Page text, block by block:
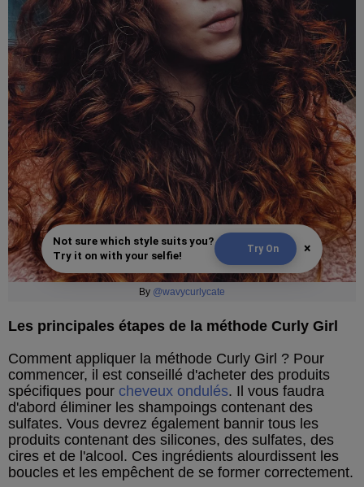
Not sure which style suits you?
Try it on with your selfie!
Try On ×
By @wavycurlycate
Les principales étapes de la méthode Curly Girl
Comment appliquer la méthode Curly Girl ? Pour
commencer, il est conseillé d'acheter des produits
spécifiques pour cheveux ondulés. Il vous faudra
d'abord éliminer les shampoings contenant des
sulfates. Vous devrez également bannir tous les
produits contenant des silicones, des sulfates, des
cires et de l'alcool. Ces ingrédients alourdissent les
boucles et les empêchent de se former correctement.